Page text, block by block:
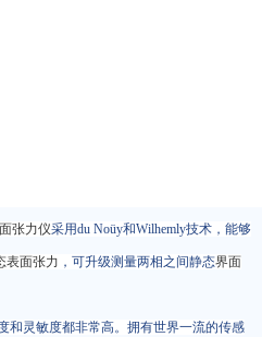
张力仪采用du Noüy和Wilhemly技术，能够
表面张力 ，可升级测量两相之间静态界面
和灵敏度都非常高。拥有世界一流的传感